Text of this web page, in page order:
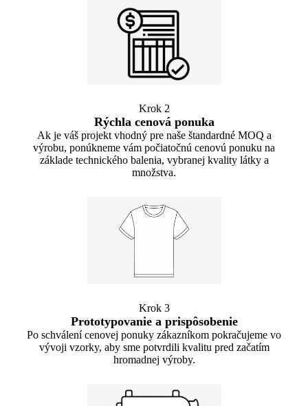
Krok 2
Rýchla cenová ponuka
Ak je váš projekt vhodný pre naše štandardné MOQ a
výrobu, ponúkneme vám počiatočnú cenovú ponuku na
základe technického balenia, vybranej kvality látky a
množstva.
Krok 3
Prototypovanie a prispôsobenie
Po schválení cenovej ponuky zákazníkom pokračujeme vo
vývoji vzorky, aby sme potvrdili kvalitu pred začatím
hromadnej výroby.